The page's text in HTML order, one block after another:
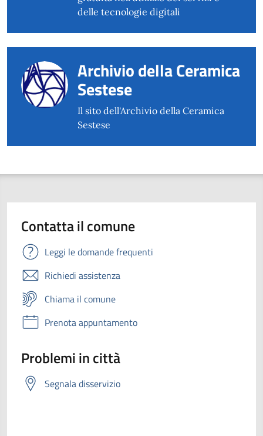
delle tecnologie digitali
Archivio della Ceramica
Sestese
Il sito dell'Archivio della Ceramica
Sestese
Contatta il comune
Leggi le domande frequenti
Richiedi assistenza
Chiama il comune
Prenota appuntamento
Problemi in città
Segnala disservizio